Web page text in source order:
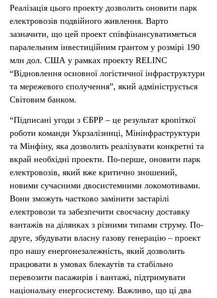
Реалізація цього проекту дозволить оновити парк
електровозів подвійного живлення. Варто
зазначити, що цей проект співфінансуватиметься
паралельним інвестиційним грантом у розмірі 190
млн дол. США у рамках проекту RELINC
“Відновлення основної логістичної інфраструктури
та мережевого сполучення”, який адмініструється
Світовим банком.
“Підписані угоди з ЄБРР – це результат кропіткої
роботи команди Укрзалізниці, Мінінфраструктури
та Мінфіну, яка дозволить реалізувати конкретні та
вкрай необхідні проекти. По-перше, оновити парк
електровозів, який вже критично зношений,
новими сучасними двосистемними локомотивами.
Вони зможуть частково замінити застарілі
електровози та забезпечити своєчасну доставку
вантажів на ділянках з різними типами струму. По-
друге, збудувати власну газову генерацію – проект
про нашу енергонезалежність, який дозволить
працювати в умовах блекаутів та стабільно
перевозити пасажирів і вантажі, підтримувати
національну енергосистему. Важливо, що ці два